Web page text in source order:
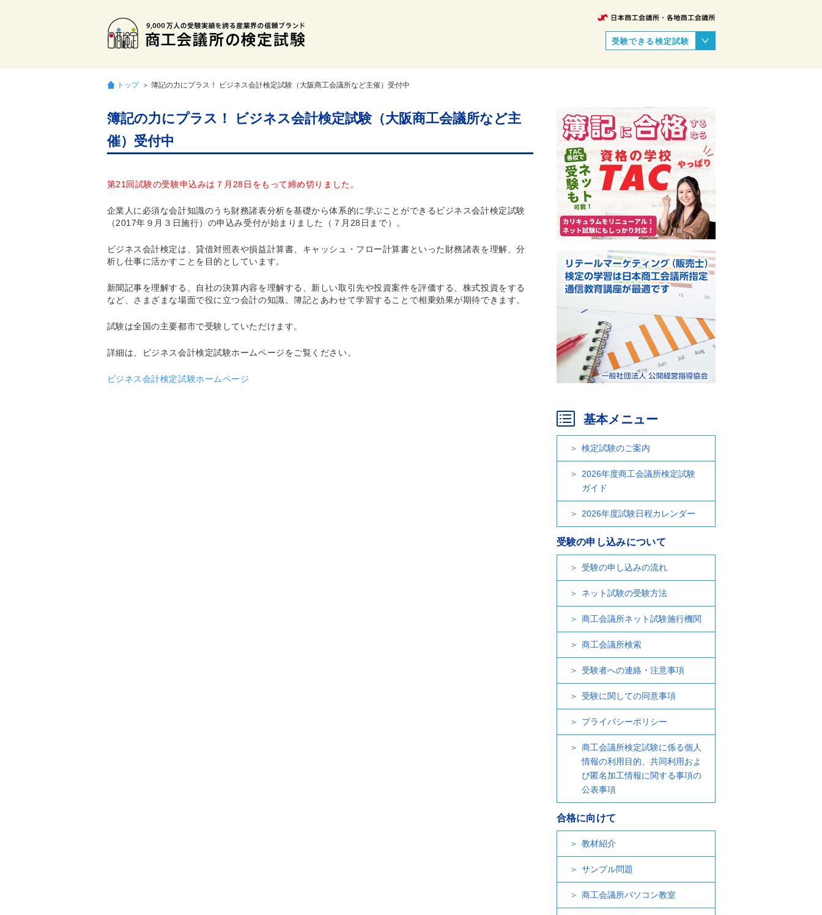
受験できる検定試験
トップ ＞ 簿記の力にプラス！ ビジネス会計検定試験（大阪商工会議所など主催）受付中
簿記の力にプラス！ ビジネス会計検定試験（大阪商工会議所など主
催）受付中
第21回試験の受験申込みは７月28日をもって締め切りました。
企業人に必須な会計知識のうち財務諸表分析を基礎から体系的に学ぶことができるビジネス会計検定試験
（2017年９月３日施行）の申込み受付が始まりました（７月28日まで）。
ビジネス会計検定は、貸借対照表や損益計算書、キャッシュ・フロー計算書といった財務諸表を理解、分
析し仕事に活かすことを目的としています。
新聞記事を理解する、自社の決算内容を理解する、新しい取引先や投資案件を評価する、株式投資をする
など、さまざまな場面で役に立つ会計の知識。簿記とあわせて学習することで相乗効果が期待できます。
試験は全国の主要都市で受験していただけます。
詳細は、ビジネス会計検定試験ホームページをご覧ください。
ビジネス会計検定試験ホームページ
基本メニュー
検定試験のご案内
2026年度商工会議所検定試験
ガイド
2026年度試験日程カレンダー
受験の申し込みについて
受験の申し込みの流れ
ネット試験の受験方法
商工会議所ネット試験施行機関
商工会議所検索
受験者への連絡・注意事項
受験に関しての同意事項
プライバシーポリシー
商工会議所検定試験に係る個人
情報の利用目的、共同利用およ
び匿名加工情報に関する事項の
公表事項
合格に向けて
教材紹介
サンプル問題
商工会議所パソコン教室